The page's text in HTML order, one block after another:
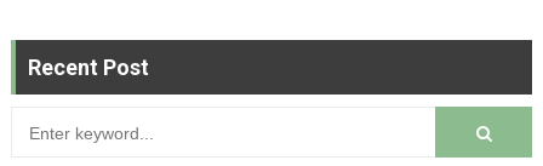
Recent Post